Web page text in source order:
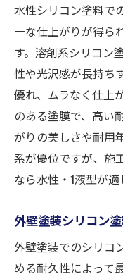
水性シリコン塗料で
一な仕上がりが得ら
す。溶剤系シリコン
性や光沢感が長持ち
優れ、ムラなく仕上
のある塗膜で、高い
がりの美しさや耐用
系が優位ですが、施
なら水性・1液型が適
外壁塗装シリコン
外壁塗装でのシリコ
める耐久性によって